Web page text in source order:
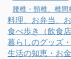
腰椎・頸椎、椎間
料理、お弁当、
食べ歩き（飲食店
暮らしのグッズ
生活の知恵・お